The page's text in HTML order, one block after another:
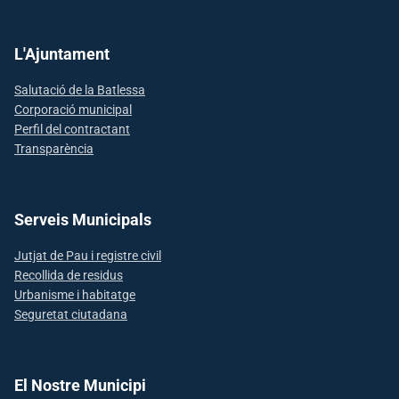
L'Ajuntament
Salutació de la Batlessa
Corporació municipal
Perfil del contractant
Transparència
Serveis Municipals
Jutjat de Pau i registre civil
Recollida de residus
Urbanisme i habitatge
Seguretat ciutadana
El Nostre Municipi